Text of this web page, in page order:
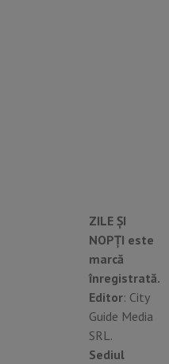
ZILE ȘI
NOPȚI este
marcă
înregistrată.
Editor: City
Guide Media
SRL.
Sediul